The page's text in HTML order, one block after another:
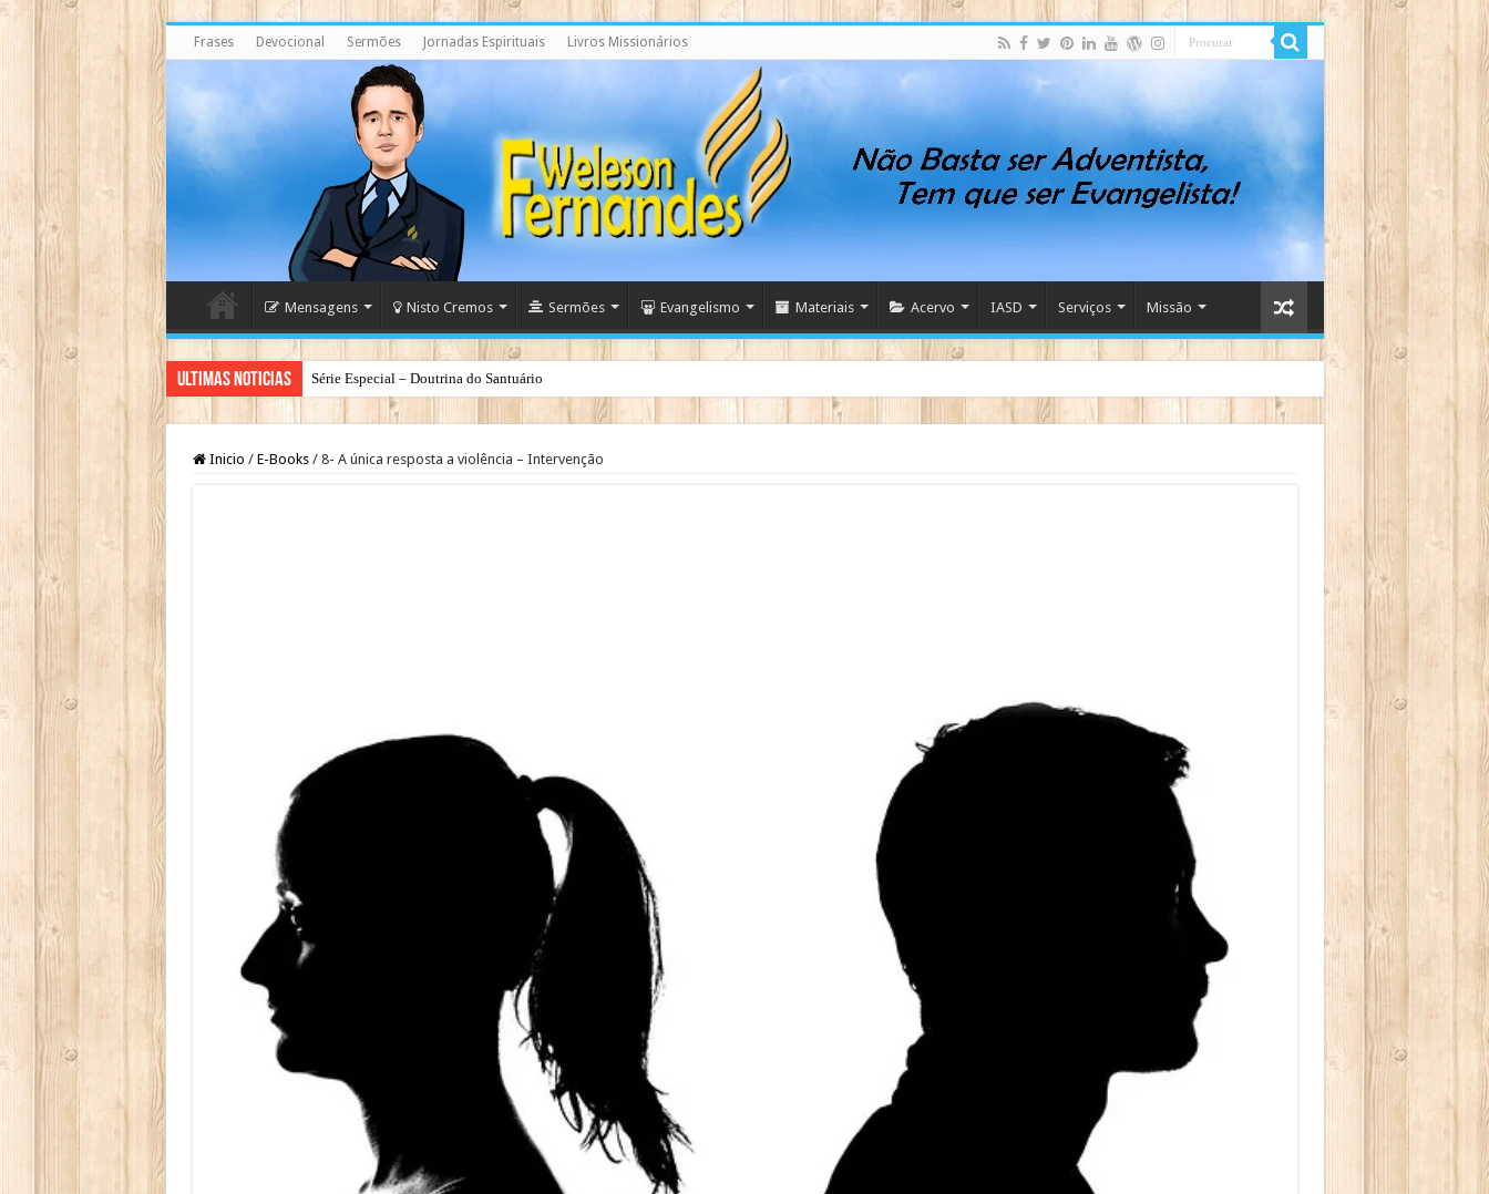
Frases Devocional Sermões Jornadas Espirituais Livros Missionários
Mensagens Nisto Cremos Sermões Evangelismo Materiais Acervo IASD Serviços Missão
Ultimas Noticias Série Especial – Doutrina do Santuário
Inicio / E-Books / 8- A única resposta a violência – Intervenção